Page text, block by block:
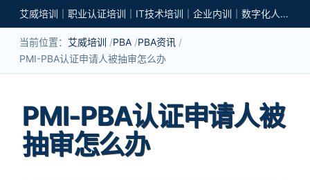
艾威培训｜职业认证培训｜IT技术培训｜企业内训｜数字化人才培养
当前位置： 艾威培训 PBA PBA资讯
PMI-PBA认证申请人被抽审怎么办
PMI-PBA认证申请人被
抽审怎么办